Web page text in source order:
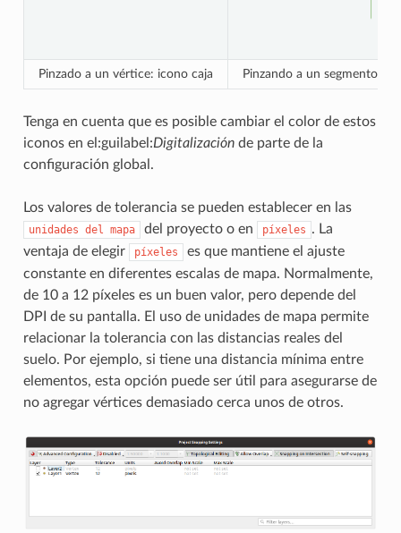
Pinzado a un vértice: icono caja Pinzando a un segmento:
Tenga en cuenta que es posible cambiar el color de estos
iconos en el:guilabel:Digitalizaciónde parte de la
configuración global.
Los valores de tolerancia se pueden establecer en las
unidades del mapa del proyecto o en píxeles . La
ventaja de elegir
píxeles
es que mantiene el ajuste
constante en diferentes escalas de mapa. Normalmente,
de 10 a 12 píxeles es un buen valor, pero depende del
DPI de su pantalla. El uso de unidades de mapa permite
relacionar la tolerancia con las distancias reales del
suelo. Por ejemplo, si tiene una distancia mínima entre
elementos, esta opción puede ser útil para asegurarse de
no agregar vértices demasiado cerca unos de otros.